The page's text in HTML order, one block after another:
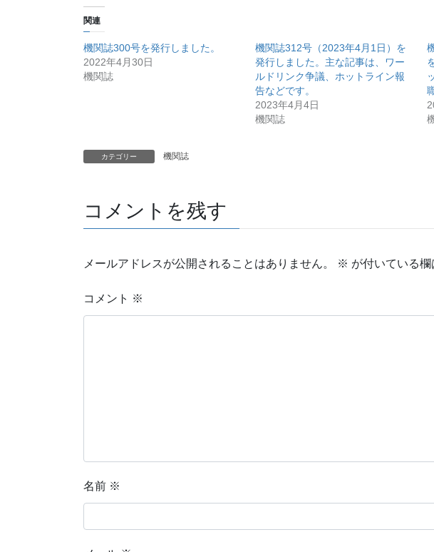
関連
機関誌300号を発行しました。
2022年4月30日
機関誌
機関誌312号（2023年4月1日）を
発行しました。主な記事は、ワー
ルドリンク争議、ホットライン報
告などです。
2023年4月4日
機関誌
カテゴリー 機関誌
コメントを残す
メールアドレスが公開されることはありません。 ※ が付いている
コメント ※
名前 ※